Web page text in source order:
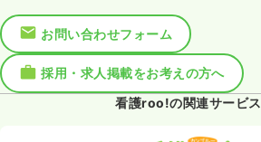
お問い合わせフォーム
採用・求人掲載をお考えの方へ
看護roo!の関連サービス